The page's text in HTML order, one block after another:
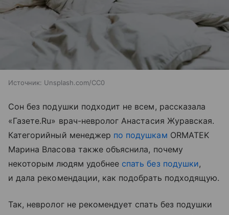
Источник: Unsplash.com/CC0
Сон без подушки подходит не всем, рассказала
«Газете.Ru» врач-невролог Анастасия Журавская.
Категорийный менеджер по подушкам ORMATEK
Марина Власова также объяснила, почему
некоторым людям удобнее спать без подушки,
и дала рекомендации, как подобрать подходящую.
Так, невролог не рекомендует спать без подушки